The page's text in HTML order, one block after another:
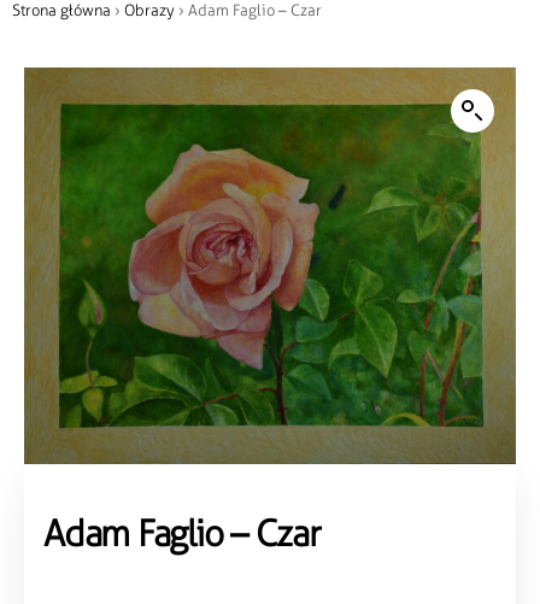
Strona główna › Obrazy › Adam Faglio – Czar
Adam Faglio – Czar